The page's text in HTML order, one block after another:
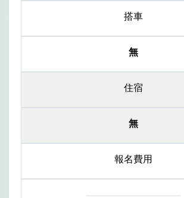
搭車
無
住宿
無
報名費用